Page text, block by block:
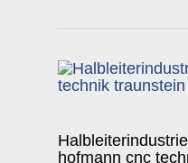
Halbleiterindustrie
hofmann cnc